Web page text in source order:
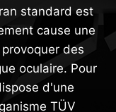
standard est
cause une
des
oculaire. Pour
d'une
TÜV